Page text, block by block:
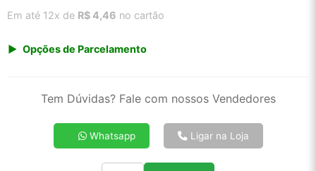
Em até 12x de R$ 4,46 no cartão
Opções de Parcelamento
2x de R$ 24,97
4x de R$ 12,66
5x de R$ 10,20
Tem Dúvidas? Fale com nossos Vendedores
Whatsapp Ligar na Loja